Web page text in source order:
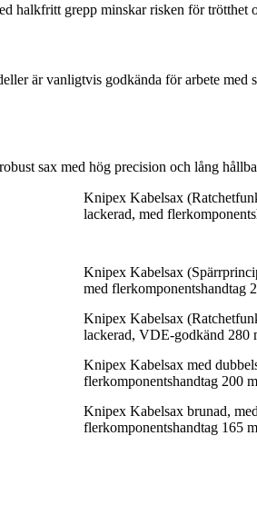
halkfritt grepp minskar risken för
är vanligtvis godkända för arbete
sax med hög precision och lång
Knipex Kabelsax
lackerad, med
Knipex Kabelsax
med flerkomponentshandtag
Knipex Kabelsax
lackerad, VDE-godkänd 280
Knipex Kabelsax med
flerkomponentshandtag 200
Knipex Kabelsax brunad, med
flerkomponentshandtag 165